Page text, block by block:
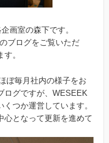
画室の森下です。
ブログをご覧いただ
。
ぼ毎月社内の様子をお
ログですが、WESEEK
つか運営しています。
心となって更新を進めて